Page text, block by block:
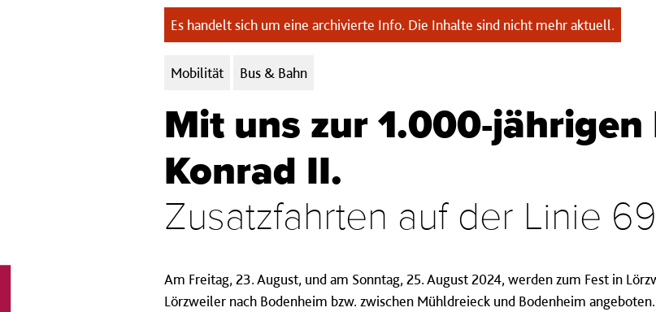
Es handelt sich um eine archivierte Info. Die Inhalte sind nicht mehr aktuell.
Kategorien:
Mobilität Bus & Bahn
Mit uns zur 1.000-
Konrad II.
Zusatzfahrten auf der Linie 69
Am Freitag, 23. August, und am Sonntag, 25. August 2024, werden zum Fest in
Lörzweiler nach Bodenheim bzw. zwischen Mühldreieck und Bodenheim angeboten.